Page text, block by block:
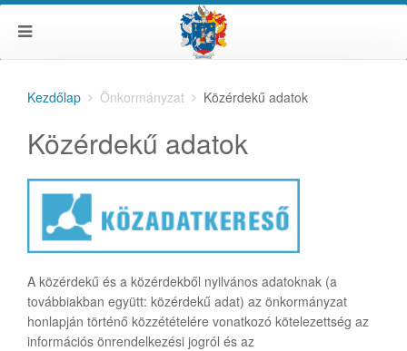
Kezdőlap Önkormányzat Közérdekű adatok
Közérdekű adatok
A közérdekű és a közérdekből nyilvános adatoknak (a
továbbiakban együtt: közérdekű adat) az önkormányzat
honlapján történő közzétételére vonatkozó kötelezettség az
információs önrendelkezési jogról és az